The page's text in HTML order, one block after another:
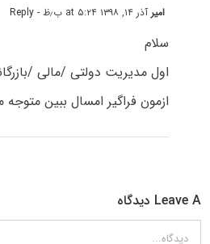
امیر آذر ۱۴, ۱۳۹۸ at ۵:۲۴ ب٫ظ - Reply
سلام
اول مدیریت دولتی /مالی /
ازمون فراگیر امسال ببین
Leave A دیدگاه
دیدگاه